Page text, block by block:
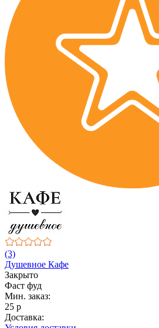
(3)
Душевное Кафе
Закрыто
Фаст фуд
Мин. заказ:
25 р
Доставка: